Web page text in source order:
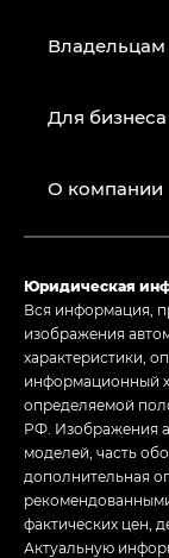
Владельцам
Для бизнеса
О компании
Юридическая
Вся информация,
изображения
характеристики,
информационный
определяемой
РФ. Изображения
моделей, часть
дополнительная
фактических цен,
Актуальную